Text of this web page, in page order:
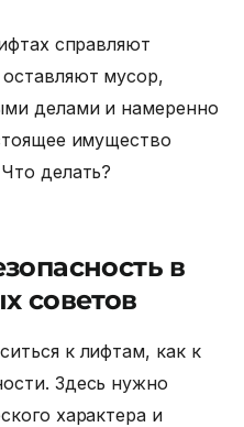
справляют
мусор,
делами и намеренно
имущество
делать?
в
советов
к лифтам, как к
Здесь нужно
характера и